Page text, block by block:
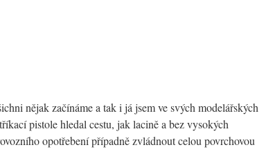
nějak začínáme a tak i já jsem ve svých modelářských
pistole hledal cestu, jak lacině a bez vysokých
opotřebení případně zvládnout celou povrchovou